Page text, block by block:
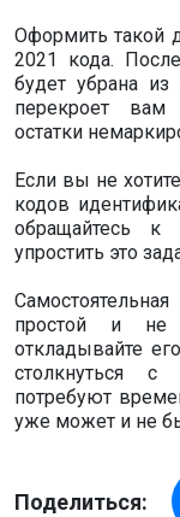
Оформить такой
2021 кода.
будет убрана
перекроет вам
остатки
Если вы не
кодов
обращайтесь
упростить это
простой и не
откладывайте
столкнуться
потребуют
уже может и не
Поделиться: